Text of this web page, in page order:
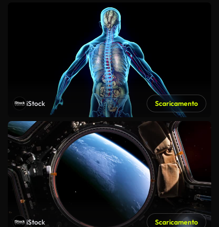
iStock Scaricamento
iStock Scaricamento